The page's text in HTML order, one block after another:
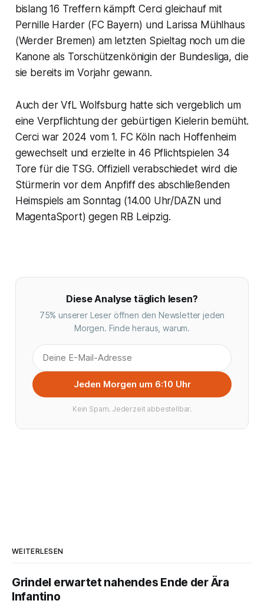
bislang 16 Treffern kämpft Cerci gleichauf mit
Pernille Harder (FC Bayern) und Larissa Mühlhaus
(Werder Bremen) am letzten Spieltag noch um die
Kanone als Torschützenkönigin der Bundesliga, die
sie bereits im Vorjahr gewann.
Auch der VfL Wolfsburg hatte sich vergeblich um
eine Verpflichtung der gebürtigen Kielerin bemüht.
Cerci war 2024 vom 1. FC Köln nach Hoffenheim
gewechselt und erzielte in 46 Pflichtspielen 34
Tore für die TSG. Offiziell verabschiedet wird die
Stürmerin vor dem Anpfiff des abschließenden
Heimspiels am Sonntag (14.00 Uhr/DAZN und
MagentaSport) gegen RB Leipzig.
Diese Analyse täglich lesen?
75% unserer Leser öffnen den Newsletter jeden
Morgen. Finde heraus, warum.
Jeden Morgen um 6:10 Uhr
Kein Spam. Jederzeit abbestellbar.
WEITERLESEN
Grindel erwartet nahendes Ende der Ära
Infantino